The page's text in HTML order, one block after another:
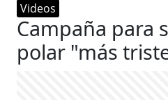
Videos
Campaña para
polar "más